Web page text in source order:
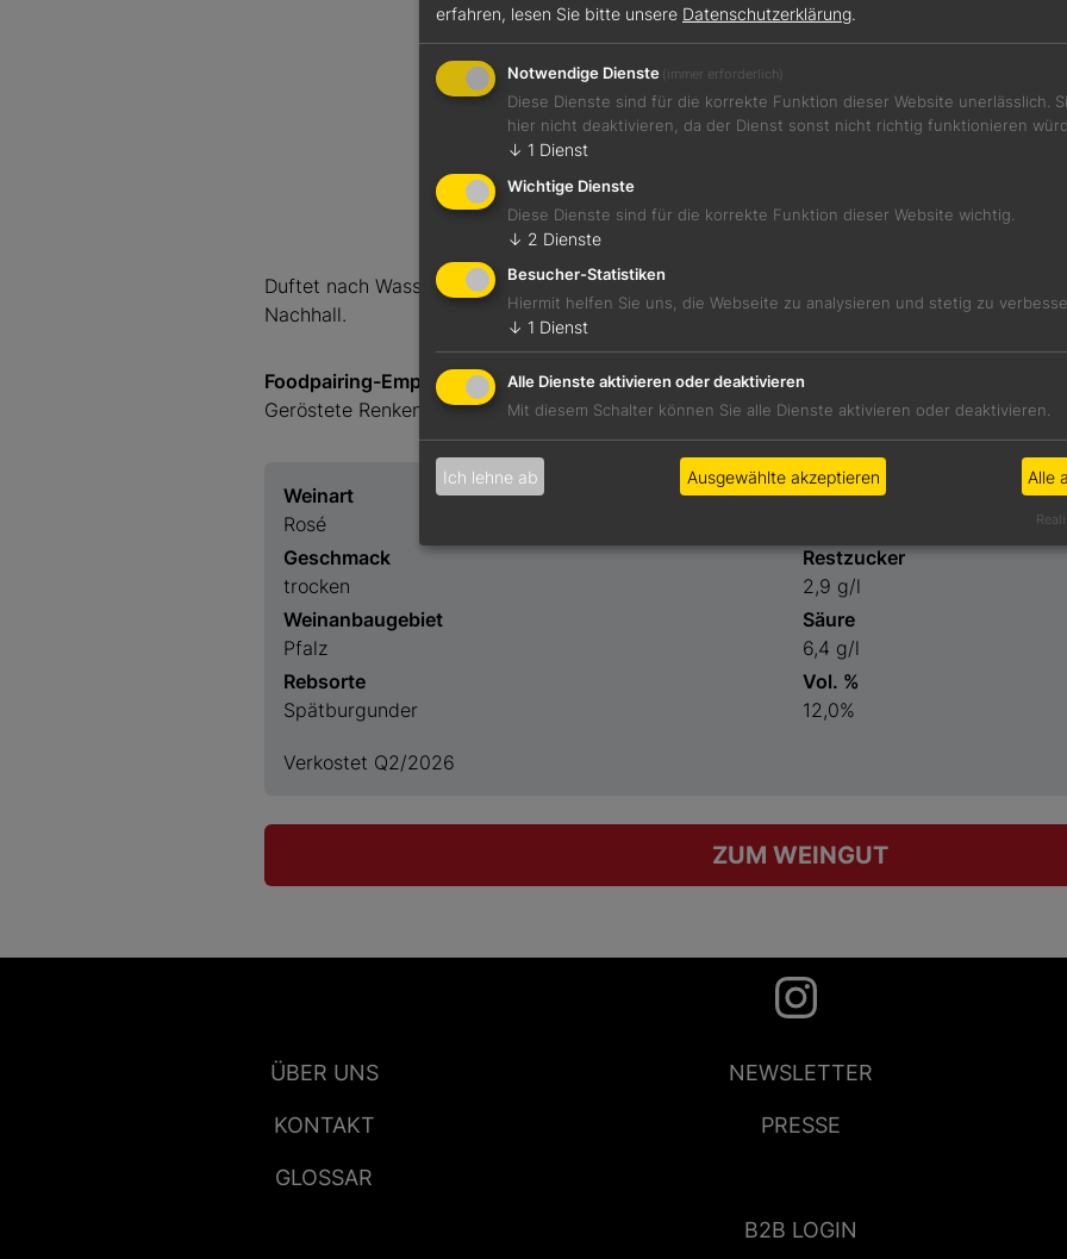
Duftet nach Wassermelone und Erdbeere mit leichten Röstnoten darunter. Saftig,
Nachhall.
Foodpairing-Empfehlung
Geröstete Renkenlebern auf Rucola-Melonensalat
Weinart
Rosé
Preis
Geschmack
trocken
Restzucker
2,9 g/l
Weinanbaugebiet
Pfalz
Säure
6,4 g/l
Rebsorte
Spätburgunder
Vol. %
12,0%
Verkostet Q2/2026
ZUM WEINGUT
ÜBER UNS NEWSLETTER
KONTAKT PRESSE
GLOSSAR
B2B LOGIN
erfahren, lesen Sie bitte unsere Datenschutzerklärung.
Notwendige Dienste (immer erforderlich)
Diese Dienste sind für die korrekte Funktion dieser Website unerlässlich.
hier nicht deaktivieren, da der Dienst sonst nicht richtig funktionieren
↓ 1 Dienst
Wichtige Dienste
Diese Dienste sind für die korrekte Funktion dieser Website wichtig.
↓ 2 Dienste
Besucher-Statistiken
Hiermit helfen Sie uns, die Webseite zu analysieren und stetig zu
↓ 1 Dienst
Alle Dienste aktivieren oder deaktivieren
Mit diesem Schalter können Sie alle Dienste aktivieren oder deaktivieren.
Ich lehne ab Ausgewählte akzeptieren Alle